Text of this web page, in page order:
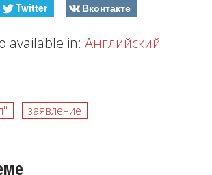
Twitter Вконтакте
available in: Английский
заявление